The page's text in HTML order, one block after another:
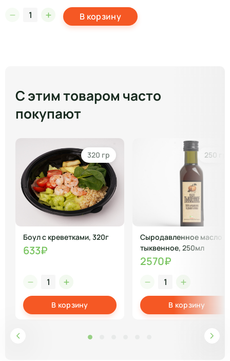
В корзину
С этим товаром часто
покупают
320 гр
Боул с креветками, 320г
633₽
В корзину
250 гр
Сыродавленное масло
тыквенное, 250мл
2570₽
В корзину